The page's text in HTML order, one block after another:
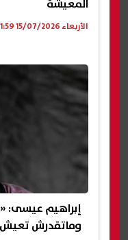
المعيشة
الأربعاء 15/07/2026 01:59 ص
إبراهيم عيسى:
وماتقدرش